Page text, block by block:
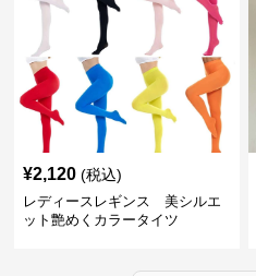
¥2,120 (税込)
レディースレギンス 美シルエ
ット艶めくカラータイツ